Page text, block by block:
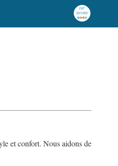
et confort. Nous aidons de